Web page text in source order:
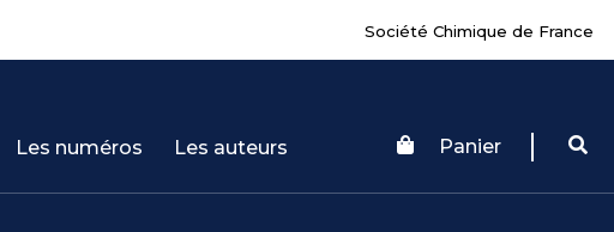
Société Chimique de France
Les numéros Les auteurs Panier